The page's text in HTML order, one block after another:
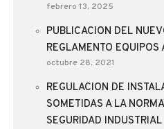
febrero 13, 2025
PUBLICACION DEL
REGLAMENTO EQUIPOS
octubre 28, 2021
REGULACION DE
SOMETIDAS A LA
SEGURIDAD INDUSTRIAL